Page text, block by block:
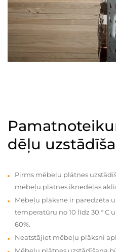
dēļu
Pirms mēbeļu plātnes
mēbeļu plātnes iknedēļas
Mēbeļu plāksne ir paredzēta
temperatūru no 10 līdz 30 °
60%.
Neatstājiet mēbeļu plāksni